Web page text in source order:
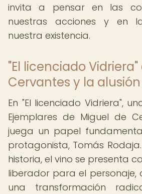
invita a pensar en las
nuestras acciones y en
nuestra existencia.
"El licenciado Vidriera"
Cervantes y la
En "El licenciado Vidriera",
Ejemplares de Miguel de
juega un papel
protagonista, Tomás
historia, el vino se presenta
liberador para el personaje,
una transformación